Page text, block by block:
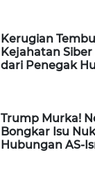
Kerugian
Kejahatan
dari Penegak
Trump Murka!
Bongkar Isu
Hubungan AS-